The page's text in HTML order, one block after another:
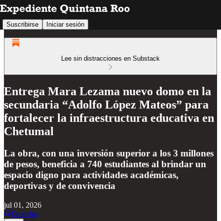
Suscribirse Iniciar sesión
Lee sin distracciones en Substack
Entrega Mara Lezama nuevo domo en la
secundaria “Adolfo López Mateos” para
fortalecer la infraestructura educativa en
Chetumal
La obra, con una inversión superior a los 3 millones
de pesos, beneficia a 740 estudiantes al brindar un
espacio digno para actividades académicas,
deportivas y de convivencia
jul 01, 2026
Escucha